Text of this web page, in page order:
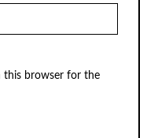
this browser for the